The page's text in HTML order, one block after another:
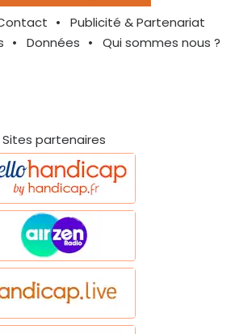
Publicité & Partenariat
Données Qui sommes nous ?
Sites partenaires